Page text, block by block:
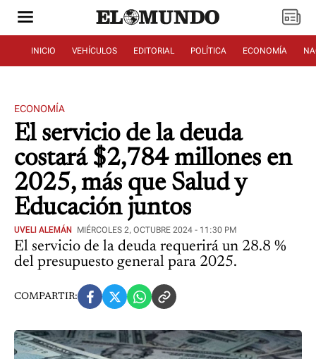
INICIO VEHÍCULOS EDITORIAL POLÍTICA ECONOMÍA
ECONOMÍA
El servicio de la deuda
costará $2,784 millones en
2025, más que Salud y
Educación juntos
UVELI ALEMÁN MIÉRCOLES 2, OCTUBRE 2024 - 11:30 PM
El servicio de la deuda requerirá un 28.8 %
del presupuesto general para 2025.
COMPARTIR: